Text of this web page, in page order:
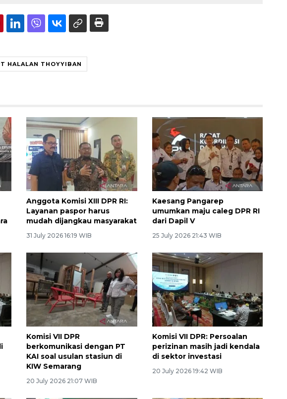
HALALAN THOYYIBAN
Anggota Komisi XIII DPR RI:
Layanan paspor harus
mudah dijangkau masyarakat
31 July 2026 16:19 WIB
Kaesang Pangarep
umumkan maju caleg DPR RI
dari Dapil V
25 July 2026 21:43 WIB
Komisi VII DPR
berkomunikasi dengan PT
KAI soal usulan stasiun di
KIW Semarang
20 July 2026 21:07 WIB
Komisi VII DPR: Persoalan
perizinan masih jadi kendala
di sektor investasi
20 July 2026 19:42 WIB